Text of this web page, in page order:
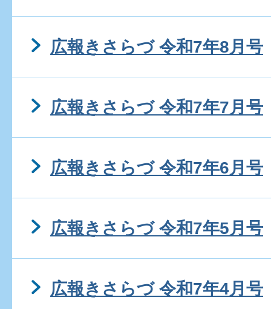
広報きさらづ 令和7年8月号
広報きさらづ 令和7年7月号
広報きさらづ 令和7年6月号
広報きさらづ 令和7年5月号
広報きさらづ 令和7年4月号